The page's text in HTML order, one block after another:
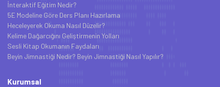
İnteraktif Eğitim Nedir?
5E Modeline Göre Ders Planı Hazırlama
Heceleyerek Okuma Nasıl Düzelir?
Kelime Dağarcığını Geliştirmenin Yolları
Sesli Kitap Okumanın Faydaları
Beyin Jimnastiği Nedir? Beyin Jimnastiği Nasıl Yapılır?
Kurumsal